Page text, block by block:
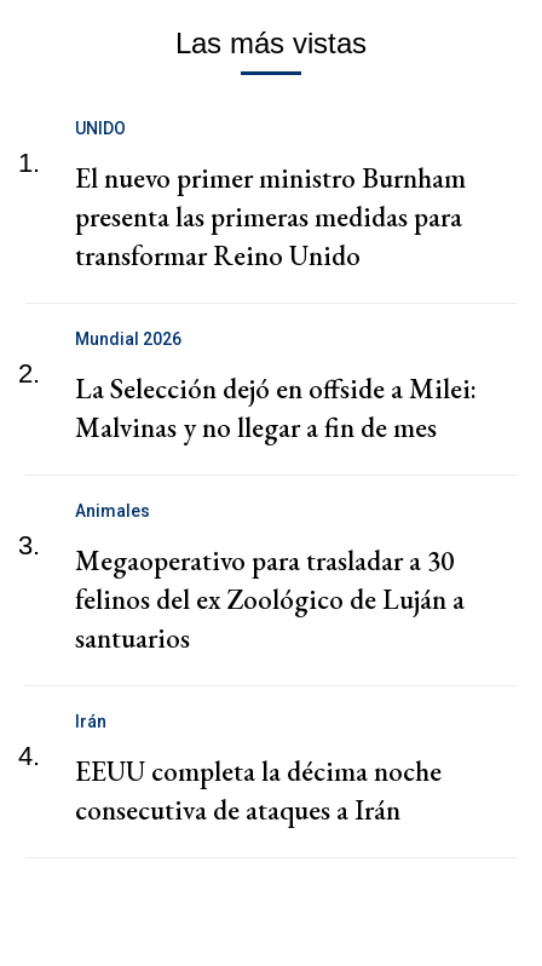
Las más vistas
1.
UNIDO
El nuevo primer ministro Burnham
presenta las primeras medidas para
transformar Reino Unido
2.
Mundial 2026
La Selección dejó en offside a Milei:
Malvinas y no llegar a fin de mes
3.
Animales
Megaoperativo para trasladar a 30
felinos del ex Zoológico de Luján a
santuarios
4.
Irán
EEUU completa la décima noche
consecutiva de ataques a Irán